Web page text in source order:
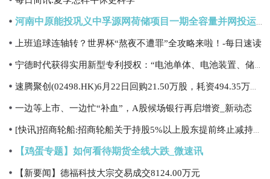
河南中原能投巩义中孚源网荷储项目一期全容量并网投运 焦点短讯
上班追球连轴转？世界杯“熬夜不遭罪”全攻略来啦！-每日速读
宁德时代获得实用新型专利授权：“电池单体、电池装置、储能装置及用电装置”|每日快报
速腾聚创(02498.HK)6月22日回购21.50万股，耗资494.35万港元 今日热搜
一边等上市、一边忙“补血”，A股候场银行再启增资_新动态
[快讯]招商轮船:招商轮船关于持股5%以上股东提前终止减持计划暨减持股份结果
【鸡蛋专题】如何看待期货全线大跌_微速讯
【新要闻】德福科技大宗交易成交8124.00万元